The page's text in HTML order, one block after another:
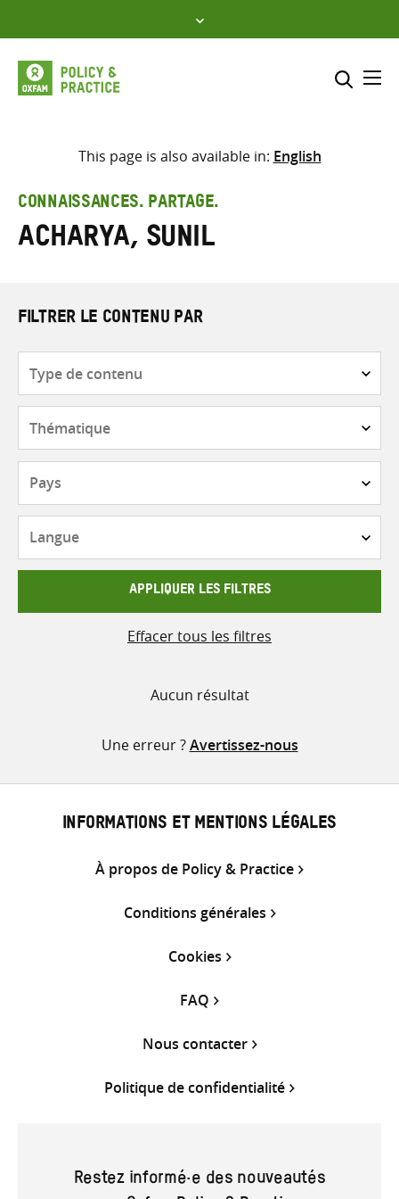
to
content
Sélectionner l’emplacement
Saisir
les
termes
This page is also available in: English
CONNAISSANCES. PARTAGE.
Acharya, Sunil
FILTRER LE CONTENU PAR
contenu
APPLIQUER LES FILTRES
Effacer tous les filtres
Aucun résultat
Une erreur ?Avertissez-nous
INFORMATIONS ET MENTIONS LÉGALES
À propos de Policy & Practice
Conditions générales
Cookies
FAQ
Nous contacter
Politique de confidentialité
Restez informé·e des nouveautés